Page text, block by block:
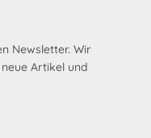
Newsletter. Wir
Artikel und